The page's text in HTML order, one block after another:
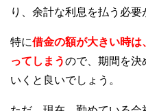
り、余計な利息を払う必要
特に借金の額が大きい時
ってしまうので、期間を決
いくと良いでしょう。